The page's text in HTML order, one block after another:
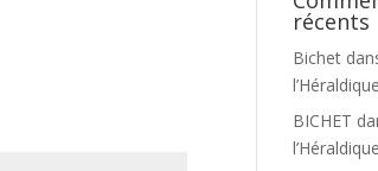
récents
Bichet
l’Héraldique
BICHET
l’Héraldique